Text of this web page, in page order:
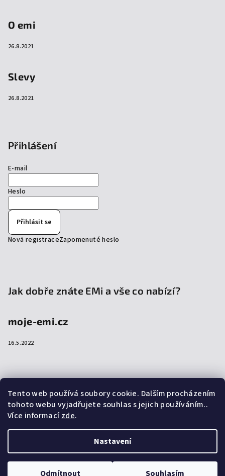
Tento web používá soubory cookie. Dalším procházením
tohoto webu vyjadřujete souhlas s jejich používáním..
Více informacízde.
Nastavení
Odmítnout Souhlasím
O emi
26.8.2021
Slevy
26.8.2021
Přihlášení
E-mail
Heslo
Přihlásit se
Nová registraceZapomenuté heslo
Jak dobře znáte EMi a vše co nabízí?
moje-emi.cz
16.5.2022
Přijímáme online platby
Upravit nastavení cookies